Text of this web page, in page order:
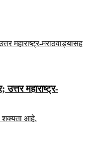
उत्तर महाराष्ट्र-
शक्यता आहे.